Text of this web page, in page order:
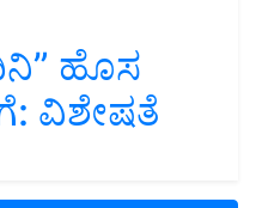
ಹೊಸ
ವಿಶೇಷತೆ